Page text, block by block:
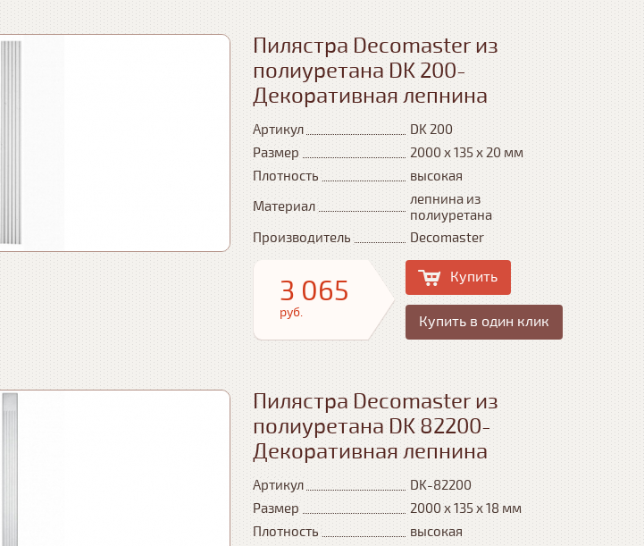
Пилястра Decomaster из
полиуретана DK 200-
Декоративная лепнина
Артикул
DK 200
Размер
2000 х 135 х 20 мм
Плотность
высокая
Материал
лепнина из
полиуретана
Производитель
Decomaster
3 065
руб.
Купить
Купить в один клик
Пилястра Decomaster из
полиуретана DK 82200-
Декоративная лепнина
Артикул
DK-82200
Размер
2000 х 135 х 18 мм
Плотность
высокая